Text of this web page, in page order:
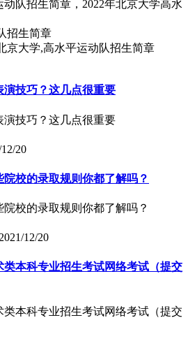
队招生简章，2022年北京大学高水
京大学,高水平运动队招生简章
技巧？这几点很重要
技巧？这几点很重要
20
校的录取规则你都了解吗？
校的录取规则你都了解吗？
2021/12/20
类本科专业招生考试网络考试（提交
类本科专业招生考试网络考试（提交